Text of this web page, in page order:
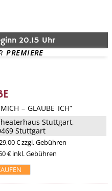
20.15 Uhr
PREMIERE
– GLAUBE ICH“
Stuttgart,
Stuttgart
€ zzgl. Gebühren
€ inkl. Gebühren